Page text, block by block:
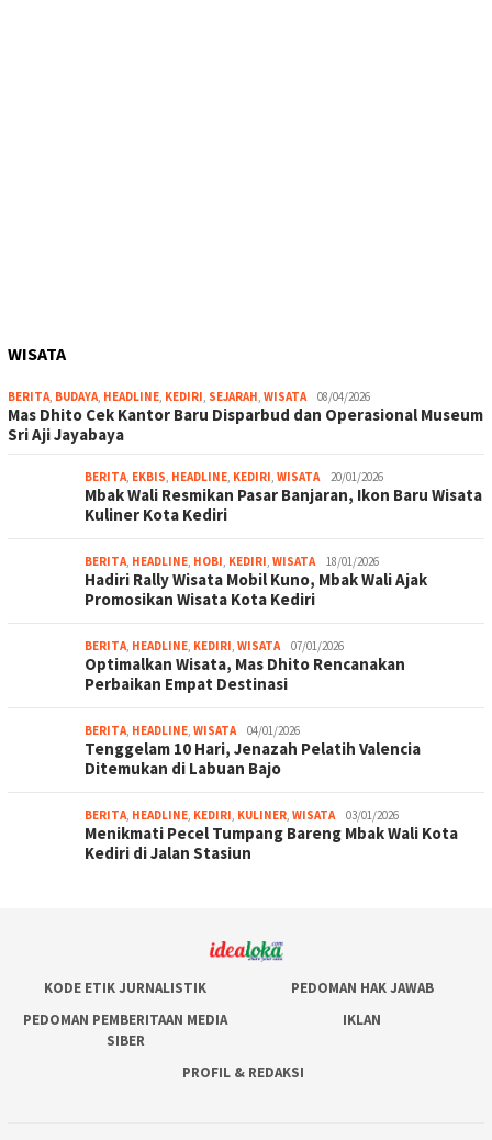
WISATA
BERITA, BUDAYA, HEADLINE, KEDIRI, SEJARAH, WISATA 08/04/2026
Mas Dhito Cek Kantor Baru Disparbud dan Operasional Museum
Sri Aji Jayabaya
BERITA, EKBIS, HEADLINE, KEDIRI, WISATA 20/01/2026
Mbak Wali Resmikan Pasar Banjaran, Ikon Baru Wisata
Kuliner Kota Kediri
BERITA, HEADLINE, HOBI, KEDIRI, WISATA 18/01/2026
Hadiri Rally Wisata Mobil Kuno, Mbak Wali Ajak
Promosikan Wisata Kota Kediri
BERITA, HEADLINE, KEDIRI, WISATA 07/01/2026
Optimalkan Wisata, Mas Dhito Rencanakan
Perbaikan Empat Destinasi
BERITA, HEADLINE, WISATA 04/01/2026
Tenggelam 10 Hari, Jenazah Pelatih Valencia
Ditemukan di Labuan Bajo
BERITA, HEADLINE, KEDIRI, KULINER, WISATA 03/01/2026
Menikmati Pecel Tumpang Bareng Mbak Wali Kota
Kediri di Jalan Stasiun
KODE ETIK JURNALISTIK
PEDOMAN HAK JAWAB
PEDOMAN PEMBERITAAN MEDIA
SIBER
IKLAN
PROFIL & REDAKSI